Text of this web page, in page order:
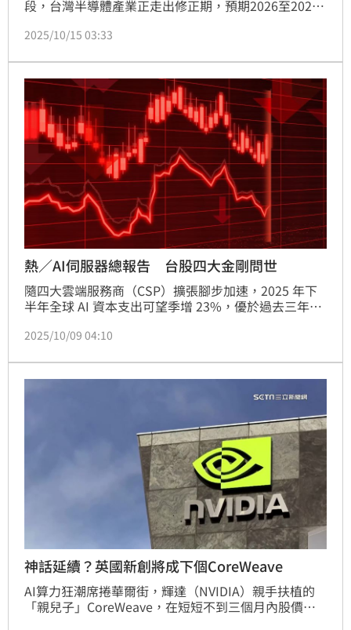
段，台灣半導體產業正走出修正期，預期2026至2027
期CoWoS封裝產能將持續上修，並強調晶圓代工競爭
改變。
2025/10/15 03:33
熱／AI伺服器總報告 台股四大金剛問世
隨四大雲端服務商（CSP）擴張腳步加速，2025 年下
半年全球 AI 資本支出可望季增 23%，優於過去三年平
布擴增 AI 硬體預算的展望，顯示雲端運算與生成式 AI
出，ODM 端觀察到 GB 系列伺服器出貨轉趨順暢，全
年出貨量將達約一萬櫃。隨上游 CoWoS 產能持續放
大，月產能將從 2025 年底的 6.5 至 7 萬片，提升至
2026 年底 11 至 12 萬片，2027 年更可達 14 至 15 萬
片水準。法人估計，2025 與 2026 年 GB 系列出貨量將
分別達 2.4 萬櫃及 5 至 6 萬櫃，AI 伺服器供應鏈需求
仍將維持緊俏。
2025/10/09 04:10
神話延續？英國新創將成下個CoreWeave
AI算力狂潮席捲華爾街，輝達（NVIDIA）親手扶植的
「親兒子」CoreWeave，在短短不到三個月內股價從